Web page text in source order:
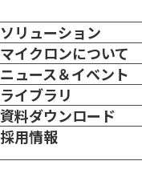
ソリューション
イメージング
専門性
グローバル対応
イメージングサー
システム
マイクロンについて
企業憲章
トップメッセージ
リーダーシップチーム
サイエンティフィック
ニュース＆イベント
ニュース ＆ イベント一覧
ライブラリ
ホワイトペーパー
ブログ
資料ダウンロード
資料ダウンロード一覧
採用情報
データでわかる働く環境